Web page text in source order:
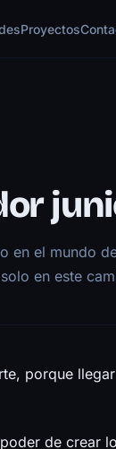
Proyectos
en el mundo
en este
porque
de crear